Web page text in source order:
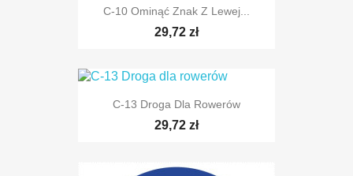
C-10 Ominąć Znak Z Lewej...
29,72 zł
C-13 Droga Dla Rowerów
29,72 zł